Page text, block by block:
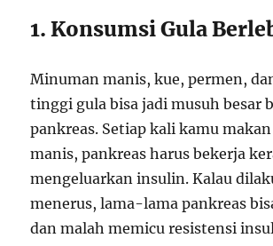
1. Konsumsi Gula
Minuman manis, kue, permen,
tinggi gula bisa jadi musuh besar
pankreas. Setiap kali kamu
manis, pankreas harus bekerja
mengeluarkan insulin. Kalau
menerus, lama-lama pankreas
dan malah memicu resistensi